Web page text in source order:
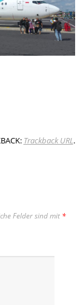
Trackback URL.
Felder sind mit *